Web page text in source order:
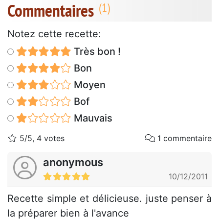
Commentaires
Notez cette recette:
Très bon !
Bon
Moyen
Bof
Mauvais
5/5, 4 votes 1 commentaire
anonymous
10/12/2011
Recette simple et délicieuse. juste penser à
la préparer bien à l'avance